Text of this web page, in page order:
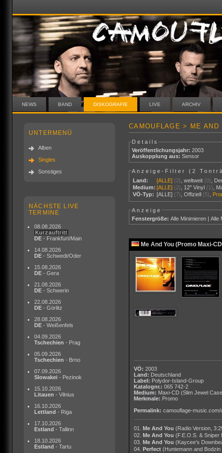
NEWS BAND DISKOGRAFIE LIVE ARCHIV
UNTERMENÜ
Alben
Singles
Sonstiges
NÄCHSTE LIVE
TERMINE
08.08.2026
Kurzauftritt
DE - Frankfurt/Main
14.08.2026
DE - Schwedt/Oder
15.08.2026
DE - Gera
21.08.2026
DE - Schwerin
22.08.2026
DE - Görlitz
28.08.2026
DE - Weißenfels
04.09.2026
Tschechien - Prag
05.09.2026
Tschechien - Brno
07.09.2026
Slowakei - Pezinok
15.10.2026
Litauen - Vilnius
16.10.2026
Lettland - Riga
17.10.2026
Estland - Tallinn
18.10.2026
Estland - Tartu
CAMOUFLAGE > ME AND
Details
Veröffentlichungsjahr: 2003
Auskopplung aus: Sensor
Anzeige-Filter (2
Land:
[ALLE] (2) ,weltweit (0)
Medium: [ALLE] (2) 12" Vinyl (1)
VÖ-Typ: [ALLE] (7) ,Offiziell (5)
Anzeige
Fenstergröße: Alle Minimieren |Alle
Me And You (Promo Maxi-
VÖ: 2003
Land: Deutschland
Label: Polydor-Island-Group
Katalognr.: 065 742-2
Medium: Maxi-CD(Slim Jewel
Merkmale: Promo
Permalink: camouflage-music.com/
01. Me And You (Radio Version,
02.
Me And You (F.E.O.S. & Sniper
03.
Me And You (Kaycee's
04.
Perfect (Huntemann and Bodzin